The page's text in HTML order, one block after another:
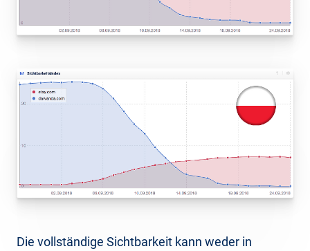
Die vollständige Sichtbarkeit kann weder in